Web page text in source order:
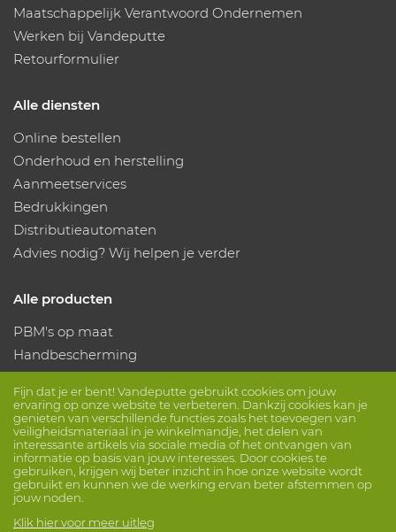
Fijn dat je er bent! Vandeputte gebruikt cookies om jouw
ervaring op onze website te verbeteren. Dankzij cookies kan je
genieten van verschillende functies zoals het toevoegen van
veiligheidsmateriaal in je winkelmandje, het delen van
interessante artikels via sociale media of het ontvangen van
informatie op basis van jouw interesses. Door cookies te
gebruiken, krijgen wij beter inzicht in hoe onze website wordt
gebruikt en kunnen we de werking ervan beter afstemmen op
jouw noden.
Klik hier voor meer uitleg
Maatschappelijk Verantwoord Ondernemen
Werken bij Vandeputte
Retourformulier
Alle diensten
Online bestellen
Onderhoud en herstelling
Aanmeetservices
Bedrukkingen
Distributieautomaten
Advies nodig? Wij helpen je verder
Alle producten
PBM's op maat
Handbescherming
Voetbescherming
Beschermende kleding
Volg ons